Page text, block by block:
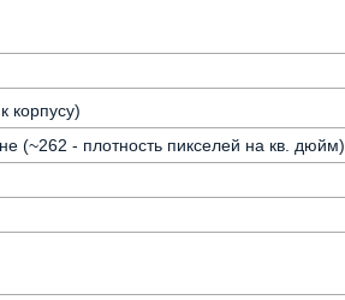
корпусу)
(~262 - плотность пикселей на кв. дюйм)